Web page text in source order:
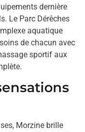
dernière
Le Parc Dérêches
aquatique
de chacun avec
sportif aux
Morzine brille